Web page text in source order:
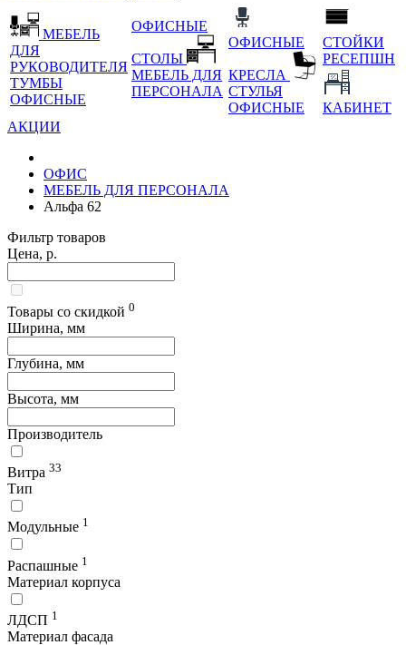
МЕБЕЛЬ
ДЛЯ
РУКОВОДИТЕЛЯ
ТУМБЫ
ОФИСНЫЕ
ОФИСНЫЕ
СТОЛЫ
МЕБЕЛЬ ДЛЯ
ПЕРСОНАЛА
ОФИСНЫЕ
КРЕСЛА
СТУЛЬЯ
ОФИСНЫЕ
СТОЙКИ
РЕСЕПШН
КАБИНЕТ
АКЦИИ
ОФИС
МЕБЕЛЬ ДЛЯ ПЕРСОНАЛА
Альфа 62
Фильтр товаров
Цена, р.
Товары со скидкой 0
Ширина, мм
Глубина, мм
Высота, мм
Производитель
Витра 33
Тип
Модульные 1
Распашные 1
Материал корпуса
ЛДСП 1
Материал фасада